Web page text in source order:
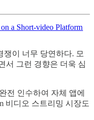
a Short-video Platform
이 너무 당연하다. 모
서 그런 경향은 더욱 심
전 인수하여 자체 앱에
비디오 스트리밍 시장도